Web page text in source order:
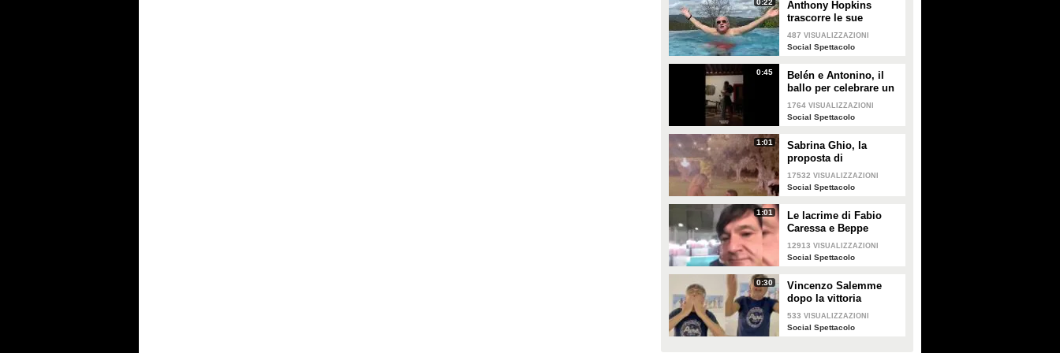
0:22
Anthony Hopkins
trascorre le sue
vacanze in Toscana e
canta "Bella ciao"
487 VISUALIZZAZIONI
Social Spettacolo
0:45
Belén e Antonino, il
ballo per celebrare un
anno insieme
1764 VISUALIZZAZIONI
Social Spettacolo
1:01
Sabrina Ghio, la
proposta di
matrimonio di Carlo
Negri
17532 VISUALIZZAZIONI
Social Spettacolo
1:01
Le lacrime di Fabio
Caressa e Beppe
Bergomi a Euro 2020:
"È stato bellissimo"
12913 VISUALIZZAZIONI
Social Spettacolo
0:30
Vincenzo Salemme
dopo la vittoria
dell'Italia: "Si è fermato
il cuore"
533 VISUALIZZAZIONI
Social Spettacolo